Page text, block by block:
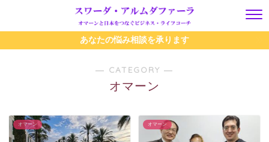
あなたの悩み相談を承ります
― CATEGORY ―
オマーン
オマーン オマーン